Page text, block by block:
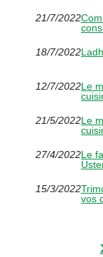
21/7/2022
18/7/2022
12/7/2022Le
21/5/2022Le
27/4/2022Le
15/3/2022
vos